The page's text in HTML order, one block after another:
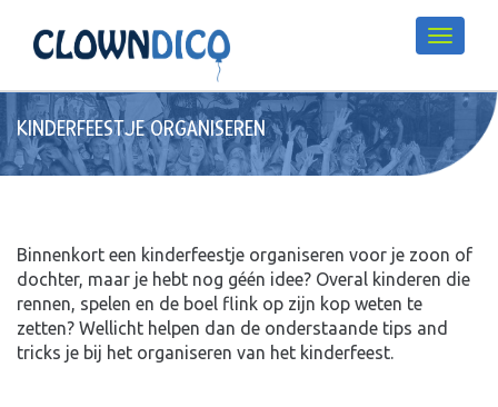
KINDERFEESTJE ORGANISEREN
Binnenkort een kinderfeestje organiseren voor je zoon of
dochter, maar je hebt nog géén idee? Overal kinderen die
rennen, spelen en de boel flink op zijn kop weten te
zetten? Wellicht helpen dan de onderstaande tips and
tricks je bij het organiseren van het kinderfeest.